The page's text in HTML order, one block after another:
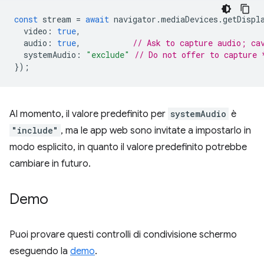
const stream = await navigator .mediaDevices .
video : true,
audio : true,
// Ask to capture audio;
systemAudio : "exclude"
// Do not offer to capture
});
Al momento, il valore predefinito per systemAudio è
"include" , ma le app web sono invitate a impostarlo in
modo esplicito, in quanto il valore predefinito potrebbe
cambiare in futuro.
Demo
Puoi provare questi controlli di condivisione schermo
eseguendo la demo.